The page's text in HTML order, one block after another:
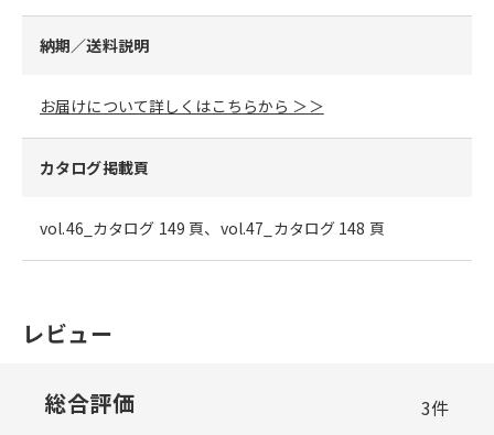
納期／送料説明
お届けについて詳しくはこちらから ＞＞
カタログ掲載頁
vol.46_カタログ 149 頁、vol.47_カタログ 148 頁
レビュー
総合評価 3件